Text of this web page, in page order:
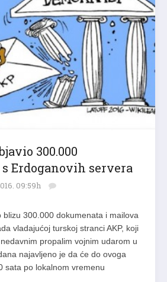
300.000
Erdoganovih servera
09:59h
blizu 300.000 dokumenata i mailova
vladajućoj turskoj stranci AKP, koji
propalim vojnim udarom u
najavljeno je da će do ovoga
sata po lokalnom vremenu